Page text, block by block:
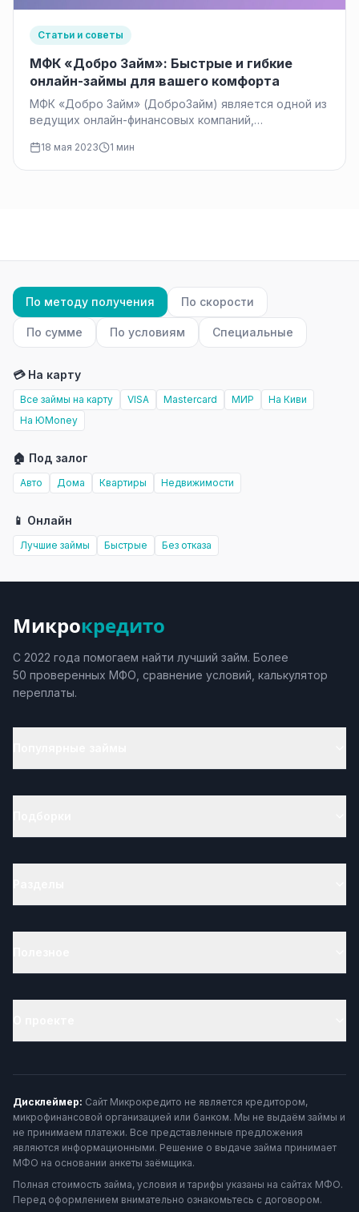
Статьи и советы
МФК «Добро Займ»: Быстрые и гибкие
онлайн-займы для вашего комфорта
МФК «Добро Займ» (ДоброЗайм) является одной из
ведущих онлайн-финансовых компаний,
современном финансовом мире…
18 мая 2023 1 мин
По методу получения По скорости
По сумме По условиям Специальные
💳 На карту
Все займы на карту VISA Mastercard МИР
На Киви
На ЮMoney
🏠 Под залог
Авто Дома Квартиры Недвижимости
📱 Онлайн
Лучшие займы Быстрые Без отказа
Микрокредито
С 2022 года помогаем найти лучший займ. Более
50 проверенных МФО, сравнение условий, калькулятор
переплаты.
Дисклеймер: Сайт Микрокредито не является кредитором,
микрофинансовой организацией или банком. Мы не выдаём займы и
не принимаем платежи. Все представленные предложения
являются информационными. Решение о выдаче займа принимает
МФО на основании анкеты заёмщика.
Полная стоимость займа, условия и тарифы указаны на сайтах МФО.
Перед оформлением внимательно ознакомьтесь с договором.